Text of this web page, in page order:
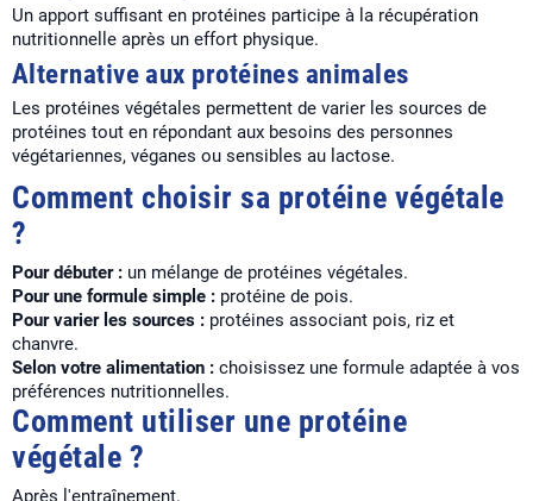
Un apport suffisant en protéines participe à la récupération
nutritionnelle après un effort physique.
Alternative aux protéines animales
Les protéines végétales permettent de varier les sources de
protéines tout en répondant aux besoins des personnes
végétariennes, véganes ou sensibles au lactose.
Comment choisir sa protéine végétale
?
Pour débuter : un mélange de protéines végétales.
Pour une formule simple : protéine de pois.
Pour varier les sources : protéines associant pois, riz et
chanvre.
Selon votre alimentation : choisissez une formule adaptée à vos
préférences nutritionnelles.
Comment utiliser une protéine
végétale ?
Après l'entraînement.